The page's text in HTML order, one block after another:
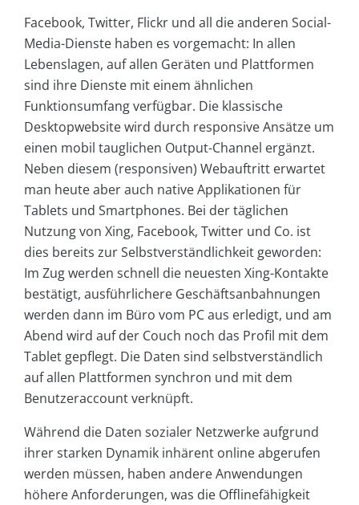
Facebook, Twitter, Flickr und all die anderen Social-
Media-Dienste haben es vorgemacht: In allen
Lebenslagen, auf allen Geräten und Plattformen
sind ihre Dienste mit einem ähnlichen
Funktionsumfang verfügbar. Die klassische
Desktopwebsite wird durch responsive Ansätze um
einen mobil tauglichen Output-Channel ergänzt.
Neben diesem (responsiven) Webauftritt erwartet
man heute aber auch native Applikationen für
Tablets und Smartphones. Bei der täglichen
Nutzung von Xing, Facebook, Twitter und Co. ist
dies bereits zur Selbstverständlichkeit geworden:
Im Zug werden schnell die neuesten Xing-Kontakte
bestätigt, ausführlichere Geschäftsanbahnungen
werden dann im Büro vom PC aus erledigt, und am
Abend wird auf der Couch noch das Profil mit dem
Tablet gepflegt. Die Daten sind selbstverständlich
auf allen Plattformen synchron und mit dem
Benutzeraccount verknüpft.
Während die Daten sozialer Netzwerke aufgrund
ihrer starken Dynamik inhärent online abgerufen
werden müssen, haben andere Anwendungen
höhere Anforderungen, was die Offlinefähigkeit